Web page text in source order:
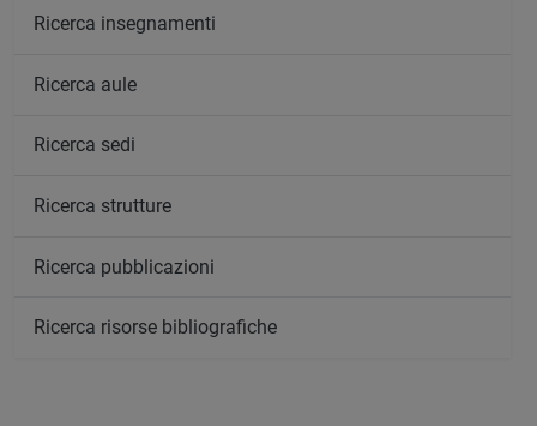
Ricerca insegnamenti
Ricerca aule
Ricerca sedi
Ricerca strutture
Ricerca pubblicazioni
Ricerca risorse bibliografiche